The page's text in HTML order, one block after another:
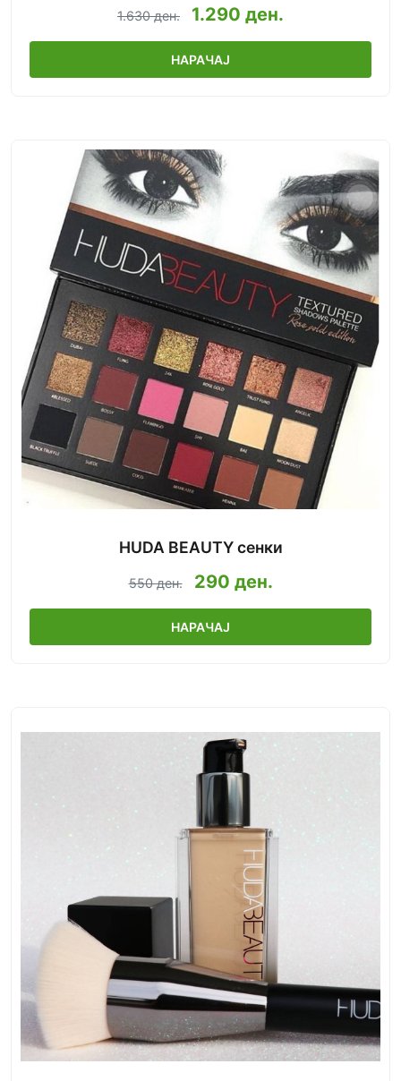
1.630 ден. 1.290 ден.
НАРАЧАЈ
HUDA BEAUTY сенки
550 ден. 290 ден.
НАРАЧАЈ